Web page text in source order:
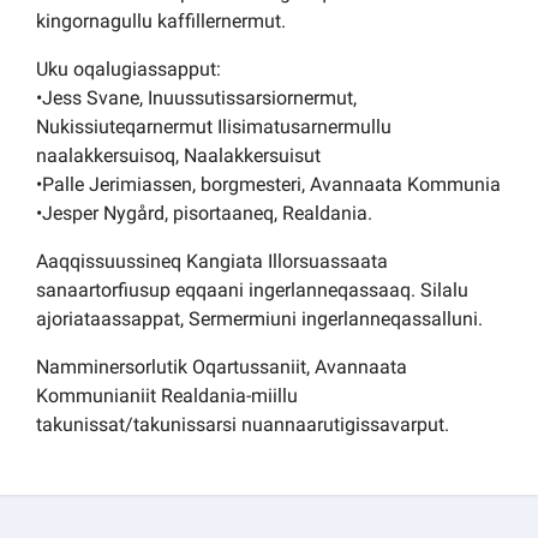
kingornagullu kaffillernermut.
Uku oqalugiassapput:
•Jess Svane, Inuussutissarsiornermut,
Nukissiuteqarnermut Ilisimatusarnermullu
naalakkersuisoq, Naalakkersuisut
•Palle Jerimiassen, borgmesteri, Avannaata Kommunia
•Jesper Nygård, pisortaaneq, Realdania.
Aaqqissuussineq Kangiata Illorsuassaata
sanaartorfiusup eqqaani ingerlanneqassaaq. Silalu
ajoriataassappat, Sermermiuni ingerlanneqassalluni.
Namminersorlutik Oqartussaniit, Avannaata
Kommunianiit Realdania-miillu
takunissat/takunissarsi nuannaarutigissavarput.